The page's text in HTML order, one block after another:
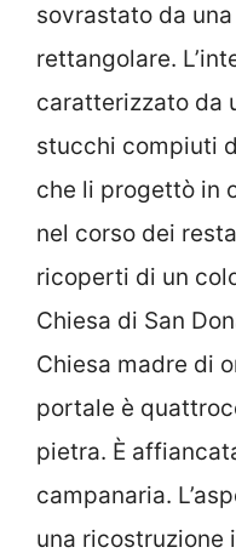
sovrastato da
rettangolare.
caratterizzato da
stucchi compiuti
che li progettò in
nel corso dei
ricoperti di un
Chiesa di San
Chiesa madre di
portale è
pietra. È
campanaria.
una ricostruzione